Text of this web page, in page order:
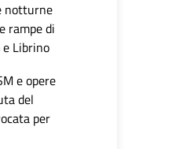
notturne
rampe di
e Librino
e opere
del
per